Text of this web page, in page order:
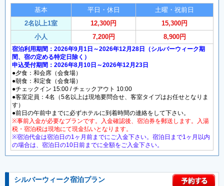
基本 平日・休日
土曜・祝前日
2名以上1室
12,300円
15,300円
小人
7,200円 8,900円
宿泊利用期間：2026年9月1日～2026年12月28日（シルバーウィーク期
間、宿の定める特定日除く）
申込受付期間：2026年8月10日～2026年12月23日
●夕食：和会席（会食場）
●朝食：和定食（会食場）
●チェックイン 15:00 / チェックアウト 10:00
●客室定員：4名（5名以上は現地要問合せ、客室タイプはお任せとなりま
す）
●前日の午前中までに必ずホテルに到着時間の連絡をして下さい。
※事前入金が必要なプランです。入金確認後、宿泊券を郵送します。入湯
税・宿泊税は現地にて現金払いとなります。
※宿泊代金は宿泊日の1ヶ月前までにご入金下さい。宿泊日まで1ヶ月以内
の場合は、宿泊日の10日前までに全額をご入金下さい。
シルバーウィーク宿泊プラン